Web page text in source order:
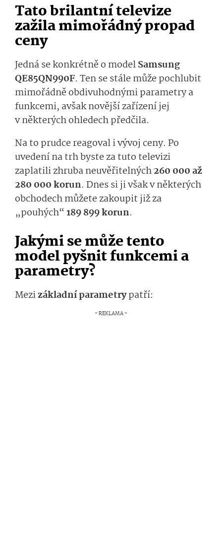
Tato brilantní televize
zažila mimořádný propad
ceny
Jedná se konkrétně o modelSamsung
QE85QN990F. Ten se stále může pochlubit
mimořádně obdivuhodnými parametry a
funkcemi, avšak novější zařízení jej
v některých ohledech předčila.
Na to prudce reagoval i vývoj ceny. Po
uvedení na trh byste za tuto televizi
zaplatili zhruba neuvěřitelných260 000 až
280 000 korun. Dnes si ji však v některých
obchodech můžete zakoupit již za
„pouhých“189 899 korun.
Jakými se může tento
model pyšnit funkcemi a
parametry?
Mezizákladní parametrypatří: